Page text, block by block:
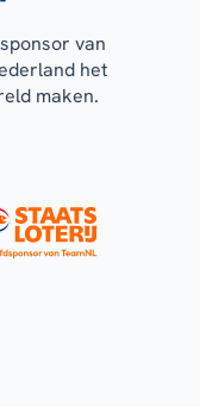
van
het
maken.